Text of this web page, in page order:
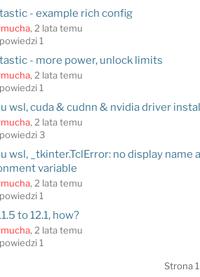
- example rich config
, 2 lata temu
1
- more power, unlock limits
, 2 lata temu
1
wsl, cuda & cudnn & nvidia driver
, 2 lata temu
3
wsl, _tkinter.TclError: no display name
variable
, 2 lata temu
1
to 12.1, how?
, 2 lata temu
1
Strona